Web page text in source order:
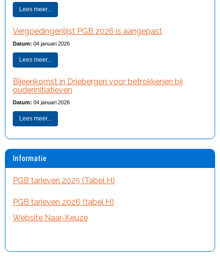
Lees meer...
Vergoedingenlijst PGB 2026 is aangepast
Datum: 04 januari 2026
Lees meer...
Bijeenkomst in Driebergen voor betrokkenen bij
ouderinitiatieven
Datum: 04 januari 2026
Lees meer...
Informatie
PGB tarieven 2025 (Tabel H)
PGB tarieven 2026 (tabel H)
Website Naar-Keuze